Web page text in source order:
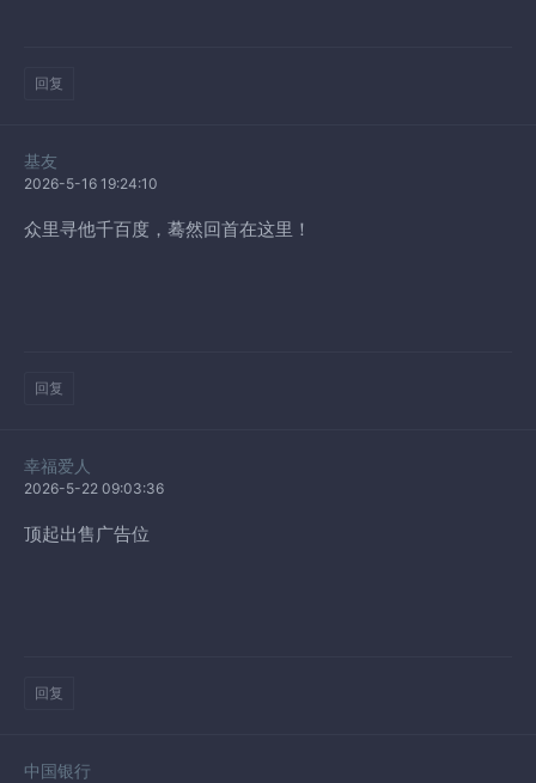
回复
基友
2026-5-16 19:24:10
众里寻他千百度，蓦然回首在这里！
回复
幸福爱人
2026-5-22 09:03:36
顶起出售广告位
回复
中国银行